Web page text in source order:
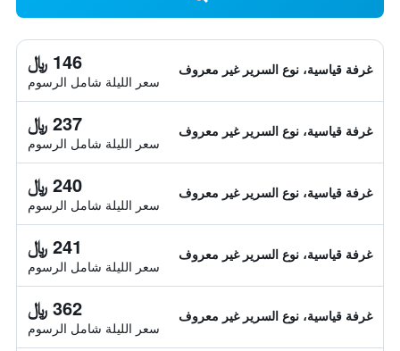
غرفة قياسية، نوع السرير غير معروف 146 ﷼
سعر الليلة شامل الرسوم
غرفة قياسية، نوع السرير غير معروف 237 ﷼
سعر الليلة شامل الرسوم
غرفة قياسية، نوع السرير غير معروف 240 ﷼
سعر الليلة شامل الرسوم
غرفة قياسية، نوع السرير غير معروف 241 ﷼
سعر الليلة شامل الرسوم
غرفة قياسية، نوع السرير غير معروف 362 ﷼
سعر الليلة شامل الرسوم